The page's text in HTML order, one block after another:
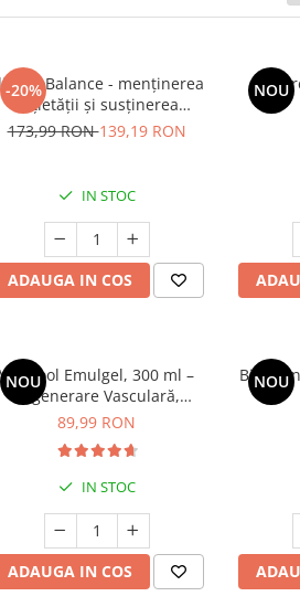
-20%
- menținerea
sațietății și susținerea
controlului greutății
173,99 RON139,19 RON
IN STOC
ADAUGA IN COS
NOU
NOU
VariCool Emulgel, 300 ml –
Regenerare Vasculară,
Combaterea Varicelor și
89,99 RON
IN STOC
ADAUGA IN COS
NOU